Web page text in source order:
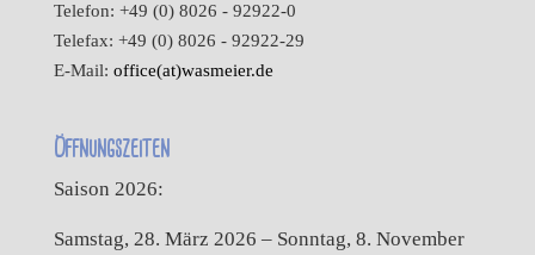
Telefon: +49 (0) 8026 - 92922-0
Telefax: +49 (0) 8026 - 92922-29
E-Mail: office(at)wasmeier.de
Öffnungszeiten
Saison 2026:
Samstag, 28. März 2026 – Sonntag, 8. November